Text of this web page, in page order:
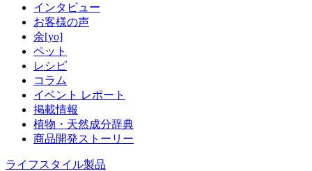
インタビュー
お客様の声
余[yo]
ペット
レシピ
コラム
イベント レポート
掲載情報
植物・天然成分辞典
商品開発ストーリー
ライフスタイル製品